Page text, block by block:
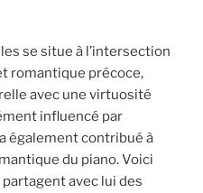
se situe à l’intersection
romantique précoce,
avec une virtuosité
influencé par
également contribué à
du piano. Voici
avec lui des